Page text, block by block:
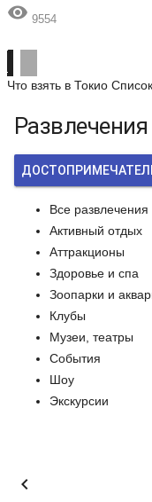
 9554
Что взять в Токио
Все развлечения
Активный отдых
Аттракционы
Здоровье и спа
Зоопарки и
Клубы
Музеи, театры
События
Шоу
Экскурсии
